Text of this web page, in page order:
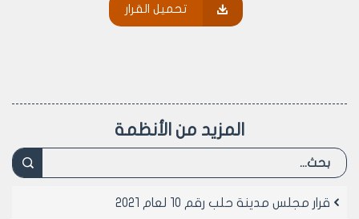
مادة 1- يطبق هذا القرار على الصالات المحوله من سكن الى
حلب رقم 75 لعام 2002
القرار 75 لعام 2002 بفصلها الى اكثر من صالة:
تحميل القرار
المزيد من الأنظمة
قرار مجلس مدينة حلب رقم 10 لعام 2021